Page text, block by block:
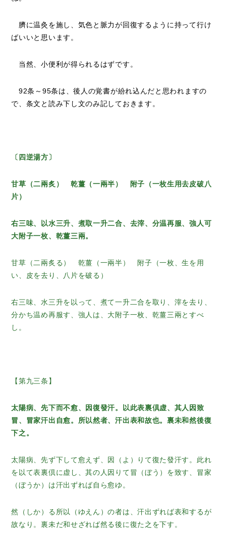
臍に温灸を施し、気色と脈力が回復するように持って行け
ばいいと思います。
当然、小便利が得られるはずです。
92条～95条は、後人の覚書が紛れ込んだと思われますの
で、条文と読み下し文のみ記しておきます。
〔四逆湯方〕
甘草（二兩炙） 乾薑（一兩半） 附子（一枚生用去皮破八
片）
右三味、以水三升、煮取一升二合、去滓、分温再服、強人可
大附子一枚、乾薑三兩。
甘草（二兩炙る） 乾薑（一兩半） 附子（一枚、生を用
い、皮を去り、八片を破る）
右三味、水三升を以って、煮て一升二合を取り、滓を去り、
分かち温め再服す、強人は、大附子一枚、乾薑三兩とすべ
し。
【第九三条】
太陽病、先下而不愈、因復發汗。以此表裏倶虚、其人因致
冒、冒家汗出自愈。所以然者、汗出表和故也。裏未和然後復
下之。
太陽病、先ず下して愈えず、因（よ）りて復た發汗す。此れ
を以て表裏倶に虚し、其の人因りて冒（ぼう）を致す、冒家
（ぼうか）は汗出ずれば自ら愈ゆ。
然（しか）る所以（ゆえん）の者は、汗出ずれば表和するが
故なり。裏未だ和せざれば然る後に復た之を下す。